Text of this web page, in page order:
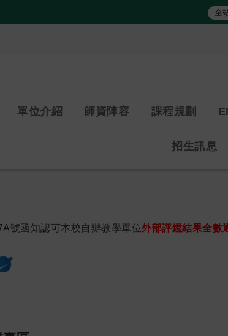
單位介紹 師資陣容 課程規劃
招生訊息
號函知認可本校自辦教學單位外部評鑑結果全數